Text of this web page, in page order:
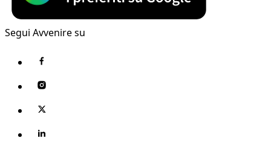
Segui Avvenire su